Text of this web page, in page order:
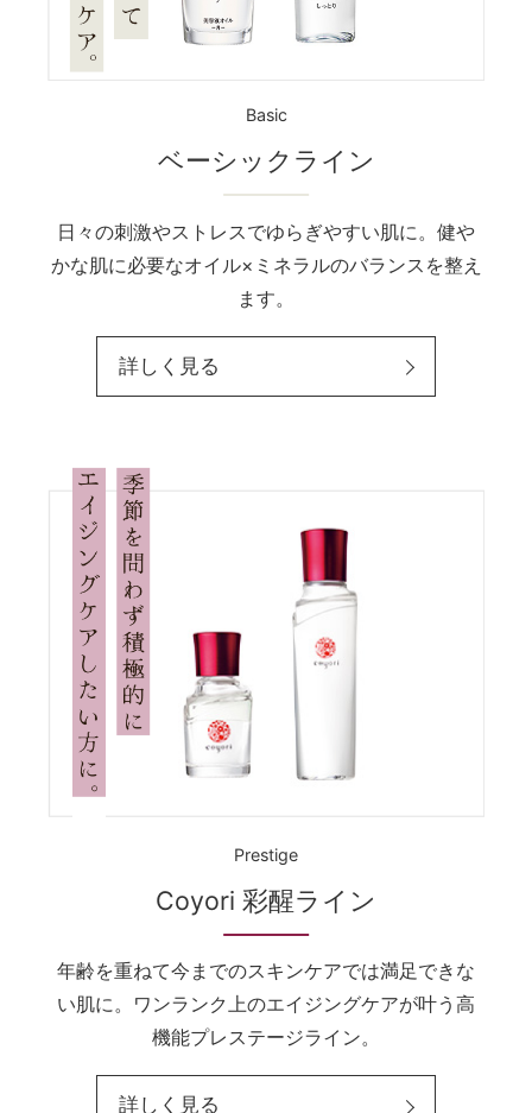
Basic
ベーシックライン
日々の刺激やストレスでゆらぎやすい肌に。健や
かな肌に必要なオイル×ミネラルのバランスを整え
ます。
詳しく見る
Prestige
Coyori 彩醒ライン
年齢を重ねて今までのスキンケアでは満足できな
い肌に。ワンランク上のエイジングケアが叶う高
機能プレステージライン。
詳しく見る